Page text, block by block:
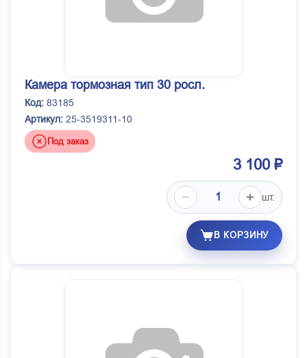
Камера тормозная тип 30 росл.
Код: 83185
Артикул: 25-3519311-10
Под заказ
3 100 ₽
шт.
В КОРЗИНУ